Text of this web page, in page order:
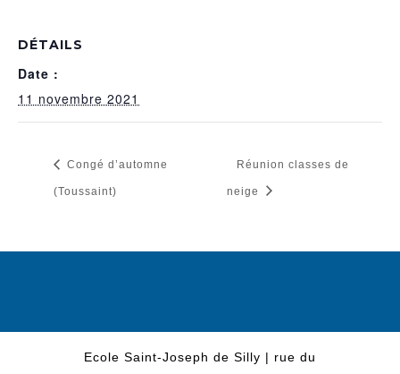
DÉTAILS
Date :
11 novembre 2021
Congé d’automne
(Toussaint)
Réunion classes de
neige
Ecole Saint-Joseph de Silly | rue du